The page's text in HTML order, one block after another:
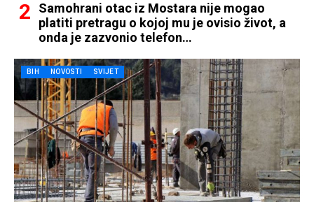
Samohrani otac iz Mostara nije mogao
platiti pretragu o kojoj mu je ovisio život, a
onda je zazvonio telefon…
BIH NOVOSTI SVIJET